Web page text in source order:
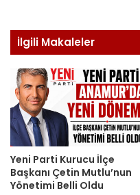
İlgili Makaleler
Yeni Parti Kurucu İlçe
Başkanı Çetin Mutlu’nun
Yönetimi Belli Oldu